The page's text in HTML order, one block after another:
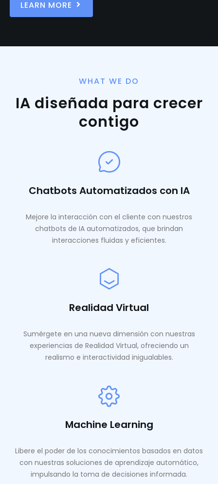
LEARN MORE
WHAT WE DO
IA diseñada para crecer
contigo
Chatbots Automatizados con IA
Mejore la interacción con el cliente con nuestros
chatbots de IA automatizados, que brindan
interacciones fluidas y eficientes.
Realidad Virtual
Sumérgete en una nueva dimensión con nuestras
experiencias de Realidad Virtual, ofreciendo un
realismo e interactividad inigualables.
Machine Learning
Libere el poder de los conocimientos basados ​​en datos
con nuestras soluciones de aprendizaje automático,
impulsando la toma de decisiones informada.